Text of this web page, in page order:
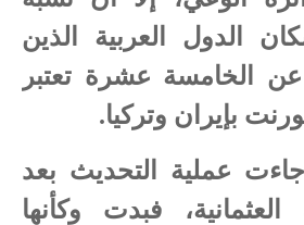
الدول العربية الذين
الخامسة عشرة تعتبر
بإيران وتركيا.
جاءت عملية التحديث بعد
فبدت وكأنها